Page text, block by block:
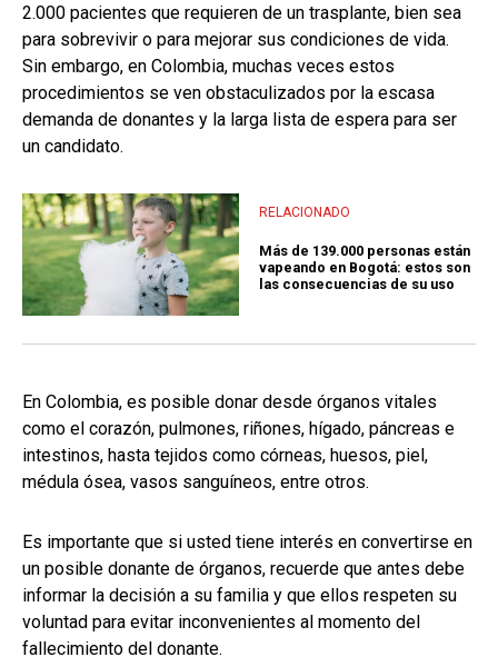
2.000 pacientes que requieren de un trasplante, bien sea
para sobrevivir o para mejorar sus condiciones de vida.
Sin embargo, en Colombia, muchas veces estos
procedimientos se ven obstaculizados por la escasa
demanda de donantes y la larga lista de espera para ser
un candidato.
RELACIONADO
Más de 139.000 personas están
vapeando en Bogotá: estos son
las consecuencias de su uso
En Colombia, es posible donar desde órganos vitales
como el corazón, pulmones, riñones, hígado, páncreas e
intestinos, hasta tejidos como córneas, huesos, piel,
médula ósea, vasos sanguíneos, entre otros.
Es importante que si usted tiene interés en convertirse en
un posible donante de órganos, recuerde que antes debe
informar la decisión a su familia y que ellos respeten su
voluntad para evitar inconvenientes al momento del
fallecimiento del donante.